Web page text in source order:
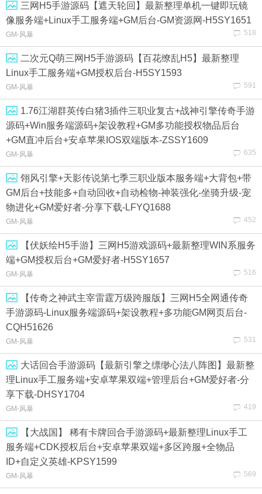
三网H5手游源码【遮天轮回】最新整理单机一键即玩镜
像服务端+Linux手工服务端+GM后台-GM资源网-H5SY1651
GM-风暴 518
二次元Q萌三网H5手游源码【百花缭乱H5】最新整理
Linux手工服务端+GM授权后台-H5SY1593
GM-风暴 591
1.76江湖群英传白猪3插件三职业复古+战神引擎传奇手游
源码+Win服务端源码+架设教程+GM多功能授权物品后台
+GM直冲后台+安卓苹果IOS双端版本-ZSSY1609
GM-风暴 635
翎风引擎+天影传说第七季三职业版本服务端+大背包+带
GM后台+技能多+自动回收+自动检物-神装强化-坐骑升级-宠
物进化+GM爱好者-分享下载-LFYQ1688
GM-风暴 452
【伏妖绘H5手游】三网H5游戏源码+最新整理WIN系服务
端+GM授权后台+GM爱好者-H5SY1657
GM-风暴 516
【传奇之神武主宰雷霆万级跨服版】三网H5全网通传奇
手游源码-Linux服务端源码+架设教程+多功能GM网页后台-
CQH51626
GM-风暴 531
大话回合手游源码【最新引擎之缥缈心法八阵图】最新整
理Linux手工服务端+安卓苹果双端+管理后台+GM爱好者-分
享下载-DHSY1704
GM-风暴 419
【大战国】 稀有卡牌回合手游源码+最新整理Linux手工
服务端+CDK授权后台+安卓苹果双端+多区跨服+全物品
ID+自定义英雄-KPSY1599
GM-风暴 569